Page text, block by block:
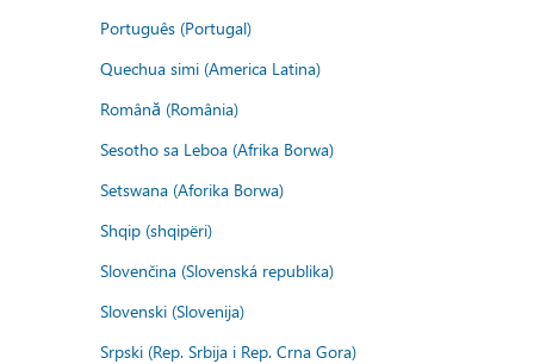
Português (Portugal)
Quechua simi (America Latina)
Română (România)
Sesotho sa Leboa (Afrika Borwa)
Setswana (Aforika Borwa)
Shqip (shqipëri)
Slovenčina (Slovenská republika)
Slovenski (Slovenija)
Srpski (Rep. Srbija i Rep. Crna Gora)